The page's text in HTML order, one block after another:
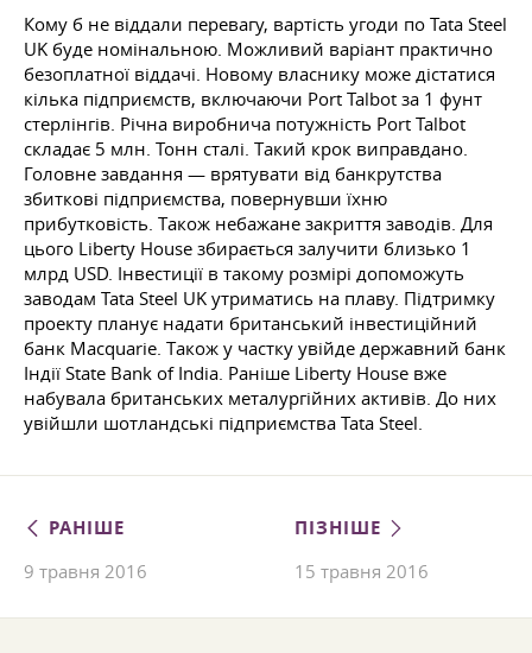
Кому б не віддали перевагу, вартість угоди по Tata Steel
UK буде номінальною. Можливий варіант практично
безоплатної віддачі. Новому власнику може дістатися
кілька підприємств, включаючи Port Talbot за 1 фунт
стерлінгів. Річна виробнича потужність Port Talbot
складає 5 млн. Тонн сталі. Такий крок виправдано.
Головне завдання — врятувати від банкрутства
збиткові підприємства, повернувши їхню
прибутковість. Також небажане закриття заводів. Для
цього Liberty House збирається залучити близько 1
млрд USD. Інвестиції в такому розмірі допоможуть
заводам Tata Steel UK утриматись на плаву. Підтримку
проекту планує надати британський інвестиційний
банк Macquarie. Також у частку увійде державний банк
Індії State Bank of India. Раніше Liberty House вже
набувала британських металургійних активів. До них
увійшли шотландські підприємства Tata Steel.
РАНІШЕ
9 травня 2016
ПІЗНІШЕ
15 травня 2016